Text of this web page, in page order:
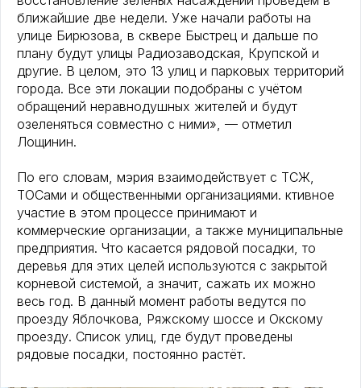
ближайшие две недели. Уже начали работы на
улице Бирюзова, в сквере Быстрец и дальше по
плану будут улицы Радиозаводская, Крупской и
другие. В целом, это 13 улиц и парковых территорий
города. Все эти локации подобраны с учётом
обращений неравнодушных жителей и будут
озеленяться совместно с ними», — отметил
Лощинин.
По его словам, мэрия взаимодействует с ТСЖ,
ТОСами и общественными организациями. ктивное
участие в этом процессе принимают и
коммерческие организации, а также муниципальные
предприятия. Что касается рядовой посадки, то
деревья для этих целей используются с закрытой
корневой системой, а значит, сажать их можно
весь год. В данный момент работы ведутся по
проезду Яблочкова, Ряжскому шоссе и Окскому
проезду. Список улиц, где будут проведены
рядовые посадки, постоянно растёт.